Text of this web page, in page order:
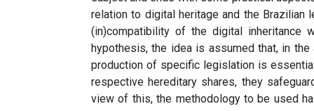
relation to digital heritage and the
(in)compatibility of the digital inheritance
hypothesis, the idea is assumed that, in
production of specific legislation is
respective hereditary shares, they
view of this, the methodology to be used